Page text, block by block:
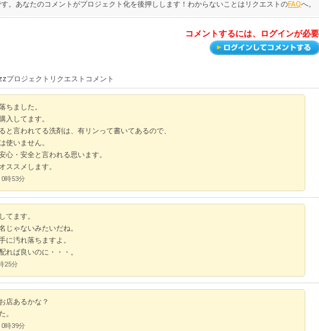
。あなたのコメントがプロジェクト化を後押しします！わからないことはリクエストのFAQへ。
コメントするには、ログインが必要
プロジェクトリクエストコメント
ちました。
入してます。
と言われてる洗剤は、有リンって書いてあるので、
使いません。
心・安全と言われる思います。
ススメします。
時53分
てます。
じゃないみたいだね。
に汚れ落ちますよ。
れば良いのに・・・。
25分
店あるかな？
。
時39分